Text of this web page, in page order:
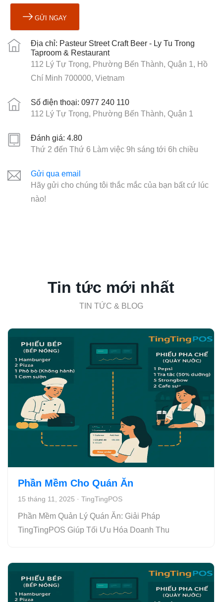
GỬI NGAY
Địa chỉ: Pasteur Street Craft Beer - Ly Tu Trong
Taproom & Restaurant
112 Lý Tự Trọng, Phường Bến Thành, Quận 1, Hồ
Chí Minh 700000, Vietnam
Số điện thoại: 0977 240 110
112 Lý Tự Trọng, Phường Bến Thành, Quận 1
Đánh giá: 4.80
Thứ 2 đến Thứ 6 Làm việc 9h sáng tới 6h chiều
Gửi qua email
Hãy gửi cho chúng tôi thắc mắc của bạn bất cứ lúc
nào!
Tin tức mới nhất
TIN TỨC & BLOG
Phần Mềm Cho Quán Ăn
15 tháng 11, 2025 · TingTingPOS
Phần Mềm Quản Lý Quán Ăn: Giải Pháp
TingTingPOS Giúp Tối Ưu Hóa Doanh Thu